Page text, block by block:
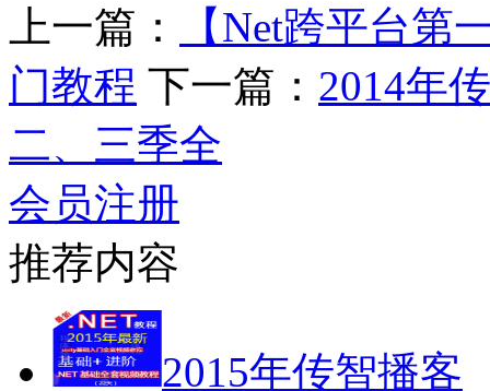
上一篇：
【Net跨平台第
门教程 下一篇： 2014年
二、三季全
会员注册
推荐内容
2015年传智播客